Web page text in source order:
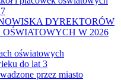
DYREKTORÓW
W 2026
oświatowych
do lat 3
przez miasto